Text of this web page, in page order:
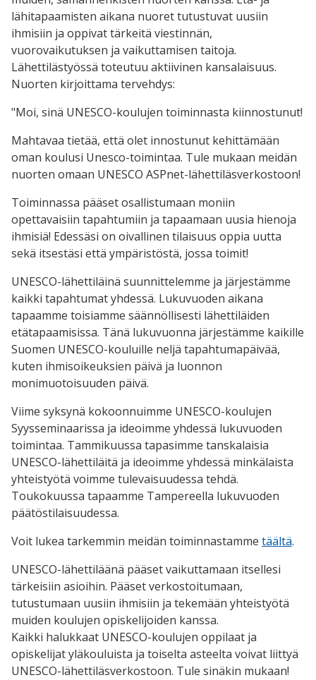
lähitapaamisten aikana nuoret tutustuvat uusiin
ihmisiin ja oppivat tärkeitä viestinnän,
vuorovaikutuksen ja vaikuttamisen taitoja.
Lähettilästyössä toteutuu aktiivinen kansalaisuus.
Nuorten kirjoittama tervehdys:
"Moi, sinä UNESCO-koulujen toiminnasta kiinnostunut!
Mahtavaa tietää, että olet innostunut kehittämään
oman koulusi Unesco-toimintaa. Tule mukaan meidän
nuorten omaan UNESCO ASPnet-lähettiläsverkostoon!
Toiminnassa pääset osallistumaan moniin
opettavaisiin tapahtumiin ja tapaamaan uusia hienoja
ihmisiä! Edessäsi on oivallinen tilaisuus oppia uutta
sekä itsestäsi että ympäristöstä, jossa toimit!
UNESCO-lähettiläinä suunnittelemme ja järjestämme
kaikki tapahtumat yhdessä. Lukuvuoden aikana
tapaamme toisiamme säännöllisesti lähettiläiden
etätapaamisissa. Tänä lukuvuonna järjestämme kaikille
Suomen UNESCO-kouluille neljä tapahtumapäivää,
kuten ihmisoikeuksien päivä ja luonnon
monimuotoisuuden päivä.
Viime syksynä kokoonnuimme UNESCO-koulujen
Syysseminaarissa ja ideoimme yhdessä lukuvuoden
toimintaa. Tammikuussa tapasimme tanskalaisia
UNESCO-lähettiläitä ja ideoimme yhdessä minkälaista
yhteistyötä voimme tulevaisuudessa tehdä.
Toukokuussa tapaamme Tampereella lukuvuoden
päätöstilaisuudessa.
Voit lukea tarkemmin meidän toiminnastamme täältä.
UNESCO-lähettiläänä pääset vaikuttamaan itsellesi
tärkeisiin asioihin. Pääset verkostoitumaan,
tutustumaan uusiin ihmisiin ja tekemään yhteistyötä
muiden koulujen opiskelijoiden kanssa.
Kaikki halukkaat UNESCO-koulujen oppilaat ja
opiskelijat yläkouluista ja toiselta asteelta voivat liittyä
UNESCO-lähettiläsverkostoon. Tule sinäkin mukaan!